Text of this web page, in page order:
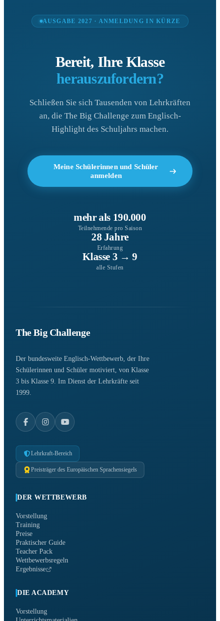
AUSGABE 2027 · ANMELDUNG IN KÜRZE
Bereit, Ihre Klasse
herauszufordern?
Schließen Sie sich Tausenden von Lehrkräften
an, die The Big Challenge zum Englisch-
Highlight des Schuljahrs machen.
Meine Schülerinnen und Schüler
anmelden
mehr als 190.000
Teilnehmende pro Saison
28 Jahre
Erfahrung
Klasse 3 → 9
alle Stufen
The Big Challenge
Der bundesweite Englisch-Wettbewerb, der Ihre
Schülerinnen und Schüler motiviert, von Klasse
3 bis Klasse 9. Im Dienst der Lehrkräfte seit
1999.
Lehrkraft-Bereich
Preisträger des Europäischen Sprachensiegels
DER WETTBEWERB
Vorstellung
Training
Preise
Praktischer Guide
Teacher Pack
Wettbewerbsregeln
Ergebnisse
DIE ACADEMY
Vorstellung